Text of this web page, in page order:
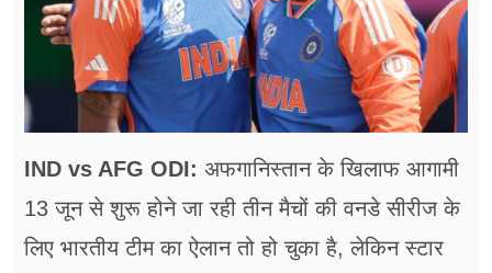
जॉब्स
शिक्षा
अन्य खबरें
IND vs AFG ODI: अफगानिस्तान के खिलाफ आगामी
13 जून से शुरू होने जा रही तीन मैचों की वनडे सीरीज के
लिए भारतीय टीम का ऐलान तो हो चुका है, लेकिन स्टार